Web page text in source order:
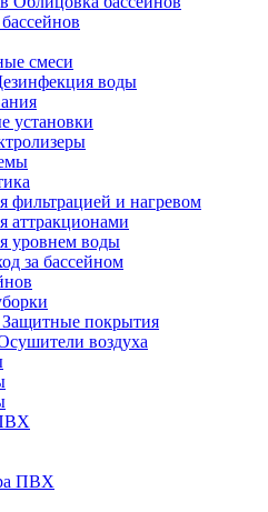
смеси
воды
установки
фильтрацией и нагревом
аттракционами
уровнем воды
за бассейном
Защитные покрытия
воздуха
ПВХ